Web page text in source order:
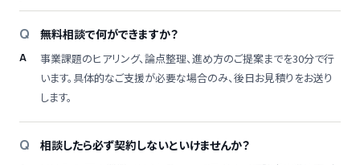
無料相談で何ができますか？
事業課題のヒアリング、論点整理、進め方のご提案までを30分で行
います。具体的なご支援が必要な場合のみ、後日お見積りをお送り
します。
相談したら必ず契約しないといけませんか？